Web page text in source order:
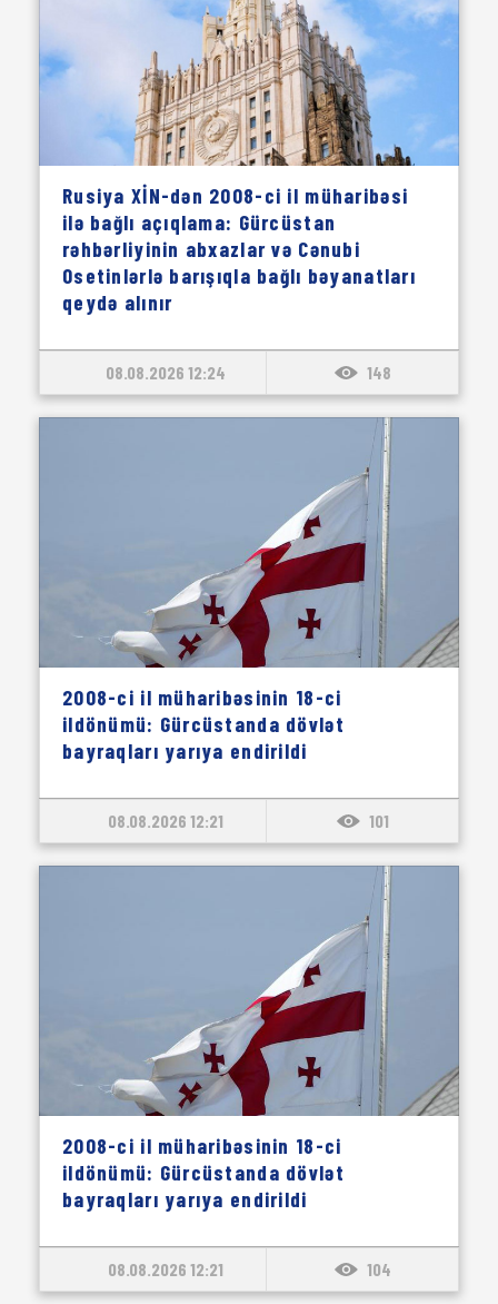
Rusiya XİN-dən 2008-ci il müharibəsi
ilə bağlı açıqlama: Gürcüstan
rəhbərliyinin abxazlar və Cənubi
Osetinlərlə barışıqla bağlı bəyanatları
qeydə alınır
08.08.2026 12:24 148
2008-ci il müharibəsinin 18-ci
ildönümü: Gürcüstanda dövlət
bayraqları yarıya endirildi
08.08.2026 12:21 101
2008-ci il müharibəsinin 18-ci
ildönümü: Gürcüstanda dövlət
bayraqları yarıya endirildi
08.08.2026 12:21 104